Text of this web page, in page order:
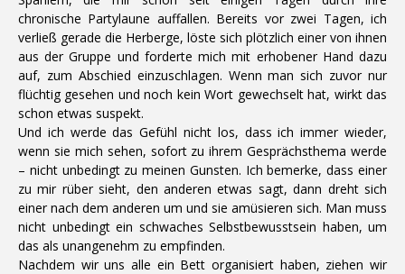
chronische Partylaune auffallen. Bereits vor zwei Tagen, ich
verließ gerade die Herberge, löste sich plötzlich einer von ihnen
aus der Gruppe und forderte mich mit erhobener Hand dazu
auf, zum Abschied einzuschlagen. Wenn man sich zuvor nur
flüchtig gesehen und noch kein Wort gewechselt hat, wirkt das
schon etwas suspekt.
Und ich werde das Gefühl nicht los, dass ich immer wieder,
wenn sie mich sehen, sofort zu ihrem Gesprächsthema werde
– nicht unbedingt zu meinen Gunsten. Ich bemerke, dass einer
zu mir rüber sieht, den anderen etwas sagt, dann dreht sich
einer nach dem anderen um und sie amüsieren sich. Man muss
nicht unbedingt ein schwaches Selbstbewusstsein haben, um
das als unangenehm zu empfinden.
Nachdem wir uns alle ein Bett organisiert haben, ziehen wir